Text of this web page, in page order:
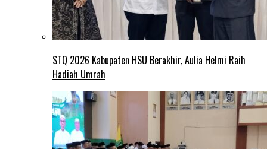
STQ 2026 Kabupaten HSU Berakhir, Aulia Helmi Raih
Hadiah Umrah